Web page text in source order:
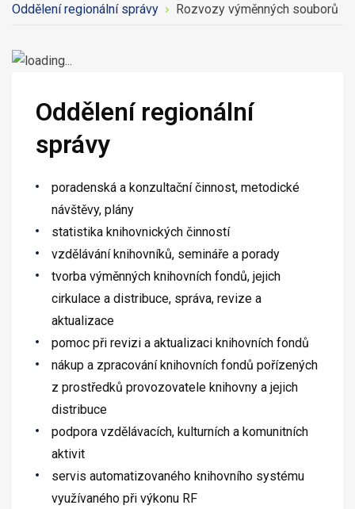
Oddělení regionální správy
Rozvozy výměnných souborů
Oddělení regionální
správy
poradenská a konzultační činnost, metodické
návštěvy, plány
statistika knihovnických činností
vzdělávání knihovníků, semináře a porady
tvorba výměnných knihovních fondů, jejich
cirkulace a distribuce, správa, revize a
aktualizace
pomoc při revizi a aktualizaci knihovních fondů
nákup a zpracování knihovních fondů pořízených
z prostředků provozovatele knihovny a jejich
distribuce
podpora vzdělávacích, kulturních a komunitních
aktivit
servis automatizovaného knihovního systému
využívaného při výkonu RF